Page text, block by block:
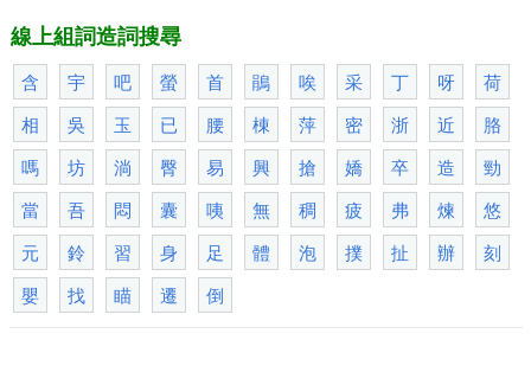
線上組詞造詞搜尋
含
宇 吧 螢 首 鵑 唉 采 丁 呀
荷
相
吳 玉 已 腰 棟 萍 密 浙 近
胳
嗎
坊 淌 臀 易 興 搶 嬌 卒 造
勁
當
吾 悶 囊 咦 無 稠 疲 弗 煉
悠
元
鈴 習 身 足 體 泡 撲 扯 辦
刻
嬰
找 瞄 遷 倒